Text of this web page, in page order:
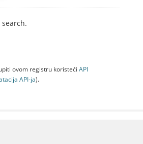
ovom registru koristeći API
API-jа).